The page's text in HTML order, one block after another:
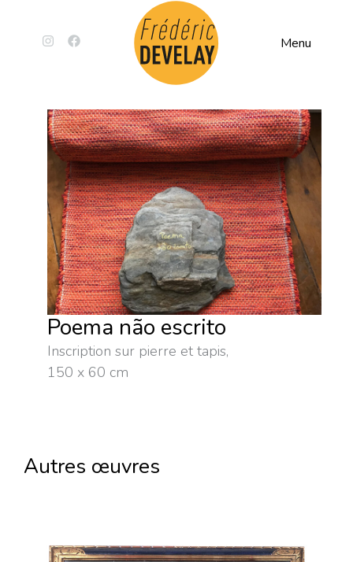
Menu
Poema não escrito
Inscription sur pierre et tapis,
150 x 60 cm
Autres œuvres